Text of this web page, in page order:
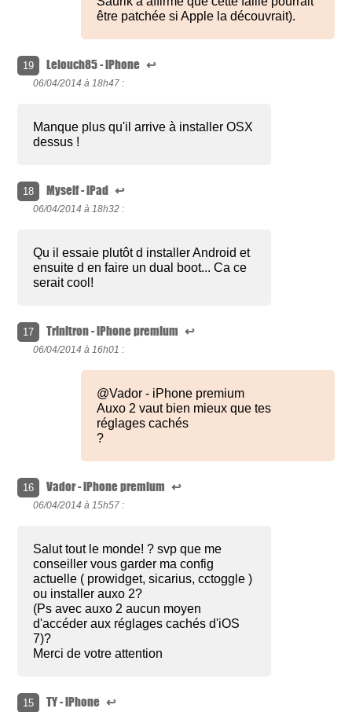
être patchée si Apple la découvrait).
19 Lelouch85 - iPhone ↩
06/04/2014 à 18h47 :
Manque plus qu'il arrive à installer OSX
dessus !
18 Myself - iPad ↩
06/04/2014 à 18h32 :
Qu il essaie plutôt d installer Android et
ensuite d en faire un dual boot... Ca ce
serait cool!
17 Trinitron - iPhone premium ↩
06/04/2014 à 16h01 :
@Vador - iPhone premium
Auxo 2 vaut bien mieux que tes
réglages cachés
?
16 Vador - iPhone premium ↩
06/04/2014 à 15h57 :
Salut tout le monde! ? svp que me
conseiller vous garder ma config
actuelle ( prowidget, sicarius, cctoggle )
ou installer auxo 2?
(Ps avec auxo 2 aucun moyen
d'accéder aux réglages cachés d'iOS
7)?
Merci de votre attention
15 TY - iPhone ↩